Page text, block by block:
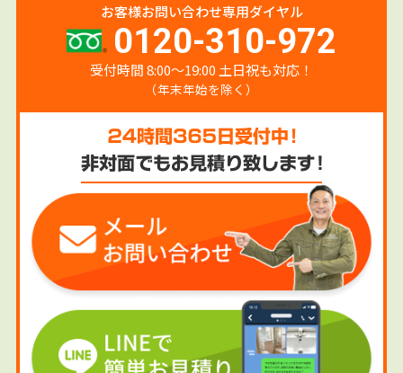
お客様お問い合わせ専用ダイヤル
0120-310-972
受付時間 8:00〜19:00 土日祝も対応！
（年末年始を除く）